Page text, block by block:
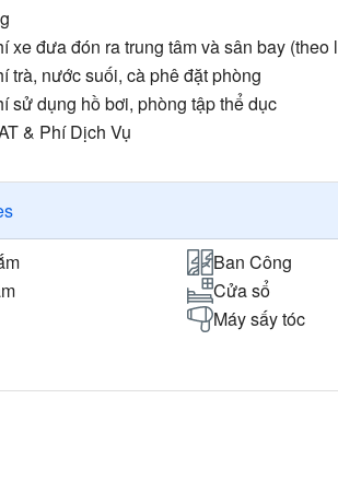
xe đưa đón ra trung tâm và sân bay (theo
trà, nước suối, cà phê đặt phòng
sử dụng hồ bơi, phòng tập thể dục
& Phí Dịch Vụ
Ban Công
Cửa sổ
Máy sấy tóc